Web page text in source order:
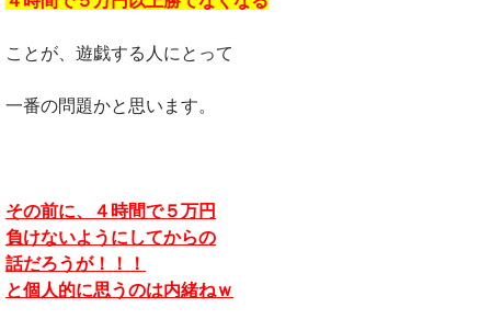
ことが、遊戯する人にとって
一番の問題かと思います。
その前に、４時間で５万円
負けないようにしてからの
話だろうが！！！
と個人的に思うのは内緒ねｗ